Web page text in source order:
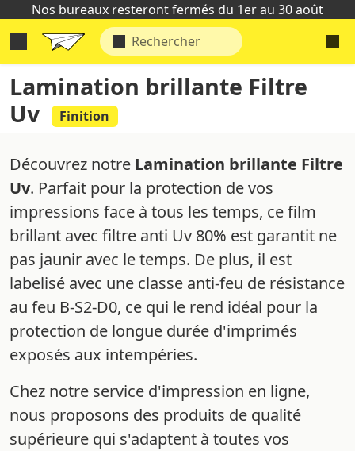
Nos bureaux resteront fermés du 1er au 30 août
Lamination brillante Filtre
Uv
Finition
Découvrez notre Lamination brillante Filtre
Uv. Parfait pour la protection de vos
impressions face à tous les temps, ce film
brillant avec filtre anti Uv 80% est garantit ne
pas jaunir avec le temps. De plus, il est
labelisé avec une classe anti-feu de résistance
au feu B-S2-D0, ce qui le rend idéal pour la
protection de longue durée d'imprimés
exposés aux intempéries.
Chez notre service d'impression en ligne,
nous proposons des produits de qualité
supérieure qui s'adaptent à toutes vos